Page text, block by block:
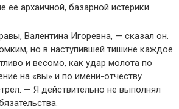
архаичной, базарной истерики.
Валентина Игоревна, — сказал он.
но в наступившей тишине каждое
и весомо, как удар молота по
на «вы» и по имени-отчеству
— Я действительно не выполнял